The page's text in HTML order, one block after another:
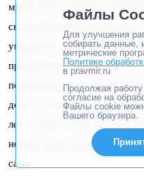
может быть, такой частной
сказал Владимир
университетском приходе
праздничной традицией
поздравления в дома
дело. И я вижу, как
лет, которые сами недавно
неизвестным им бабушкам и
сами.
Файлы
Для улучшения
собирать данные,
метрические
Политике
в pravmir.ru
Продолжая
согласие на
Файлы cookie
Вашего браузера.